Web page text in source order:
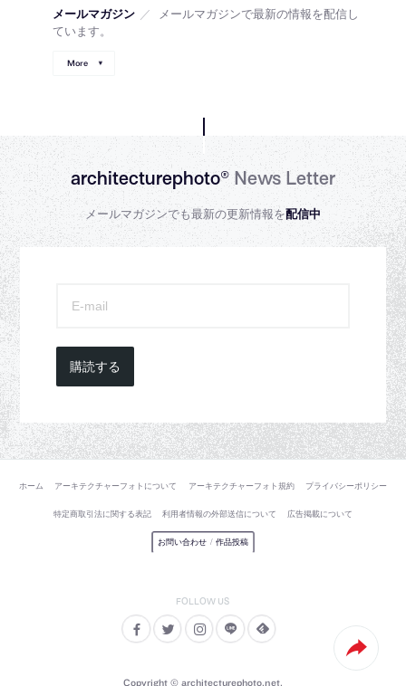
メールマガジン ／
メールマガジンで最新の情報を配信し
ています。
More
architecturephoto®News Letter
メールマガジンでも最新の更新情報を配信中
購読する
ホーム アーキテクチャーフォトについて アーキテクチャーフォト規約 プライバシーポリシー
特定商取引法に関する表記 利用者情報の外部送信について 広告掲載について
お問い合わせ / 作品投稿
Copyright © architecturephoto.net.